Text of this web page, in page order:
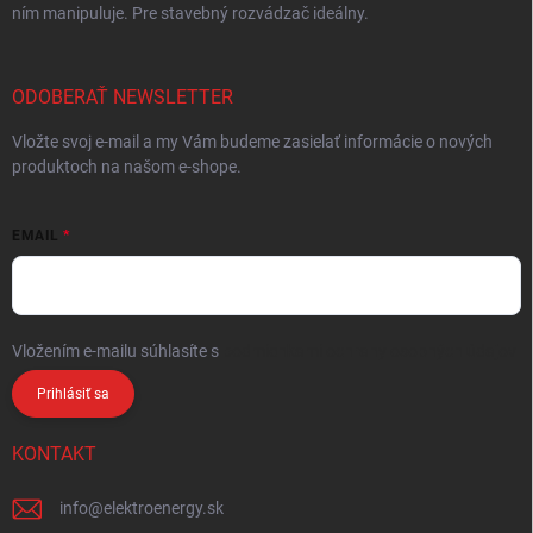
ním manipuluje. Pre stavebný rozvádzač ideálny.
ODOBERAŤ NEWSLETTER
Vložte svoj e-mail a my Vám budeme zasielať informácie o nových
produktoch na našom e-shope.
EMAIL
Vložením e-mailu súhlasíte s
Prihlásiť sa
KONTAKT
info@elektroenergy.sk